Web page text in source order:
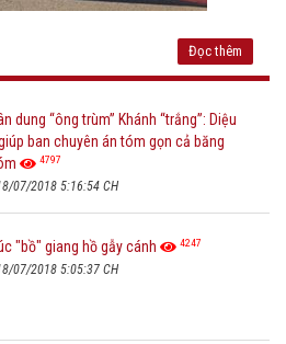
Đọc thêm
dung “ông trùm” Khánh “trắng”: Diệu
ban chuyên án tóm gọn cả băng
4797
07/2018 5:16:54 CH
"bồ" giang hồ gẫy cánh 4247
07/2018 5:05:37 CH